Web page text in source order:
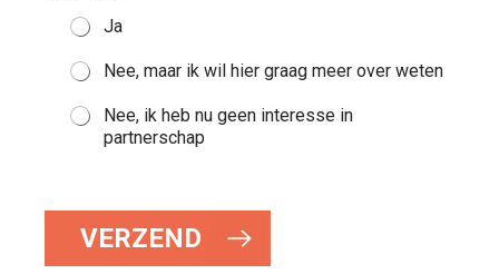
Ja
Nee, maar ik wil hier graag meer over weten
Nee, ik heb nu geen interesse in
partnerschap
VERZEND